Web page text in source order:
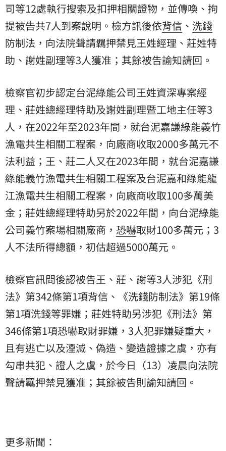
司等12處執行搜索及扣押相關證物，並傳喚、拘
提被告共7人到案說明。檢方訊後依背信 、 洗錢
防制法，向法院聲請羈押禁見王姓經理、莊姓特
助、謝姓副理等3人獲准；其餘被告諭知請回。
檢察官初步認定台泥綠能公司王姓資深專案經
理、莊姓總經理特助及謝姓副理暨工地主任等3
人，在2022年至2023年間，就台泥嘉謙綠能義竹
漁電共生相關工程案，向廠商收取2000多萬元不
法利益；王、莊二人又在2023年間，就台泥嘉謙
綠能義竹漁電共生相關工程案及台泥嘉和綠能龍
江漁電共生相關工程案，向廠商收取100多萬美
金；莊姓總經理特助另於2022年間，向台泥綠能
公司義竹案場相關廠商， 恐嚇取財100多萬元；3
人不法所得總額，初估超過5000萬元。
檢察官訊問後認被告王、莊、謝等3人涉犯《刑
法》第342條第1項背信、《洗錢防制法》第19條
第1項洗錢等罪嫌；莊姓特助另涉犯《刑法》第
346條第1項恐嚇取財罪嫌，3人犯罪嫌疑重大，
且有逃亡以及湮滅、偽造、變造證據之虞，亦有
勾串共犯、證人之虞，於今日（13）凌晨向法院
聲請羈押禁見獲准；其餘被告則諭知請回。
更多新聞：